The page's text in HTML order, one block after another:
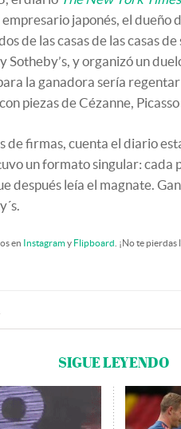
japonés, el dueño
de las casas de las casas
Sotheby’s, y organizó un
la ganadora sería
piezas de Cézanne, Picasso
de firmas, cuenta el diario
un formato singular: cada
después leía el magnate.
en Instagramy Flipboard . ¡No te
SIGUE LEYENDO